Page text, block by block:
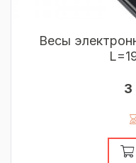
Весы
3